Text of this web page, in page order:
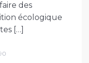
des
écologique
[…]